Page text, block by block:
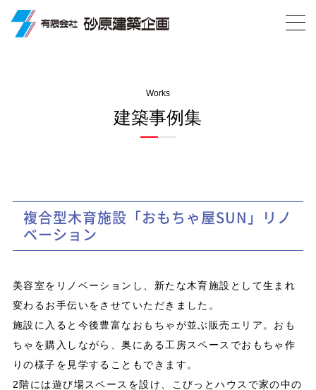
Works
建築事例集
複合型木育施設「おもちゃ屋SUN」リノ
ベーション
美容室をリノベーションし、新たな木育施設として生まれ
変わるお手伝いをさせていただきました。
施設に入ると今後豊富なおもちゃが並ぶ販売エリア。おも
ちゃを購入しながら、奥にある工房スペースでおもちゃ作
りの様子を見学することもできます。
2階には遊び場スペースを設け、こびっとハウスで家の中の